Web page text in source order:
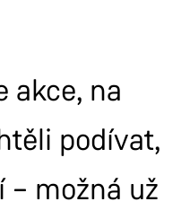
akce, na
podívat,
možná už